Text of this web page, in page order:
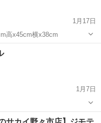
1月17日
高x45cm横x38cm
1月7日
み